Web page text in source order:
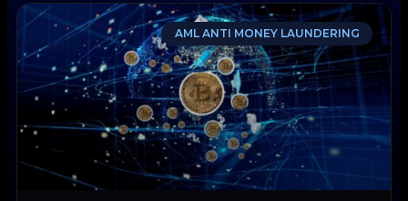
AML ANTI MONEY LAUNDERING